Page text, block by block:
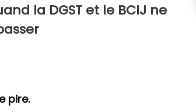
la DGST et le BCIJ ne
pire.